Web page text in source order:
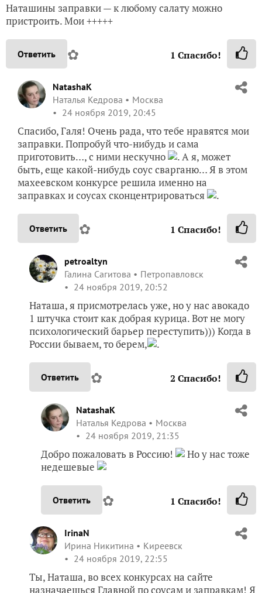
Наташины заправки — к любому салату можно
пристроить. Мои +++++
Ответить ✿ 1 Спасибо!
NatashaK
Наталья Кедрова
Москва
24 ноября 2019, 20:45
Спасибо, Галя! Очень рада, что тебе нравятся мои
заправки. Попробуй что-нибудь и сама
приготовить…, с ними нескучно
. А я, может
быть, еще какой-нибудь соус сварганю… Я в этом
махеевском конкурсе решила именно на
заправках и соусах сконцентрироваться
.
Ответить ✿ 1 Спасибо!
petroaltyn
Галина Сагитова
Петропавловск
24 ноября 2019, 20:52
Наташа, я присмотрелась уже, но у нас авокадо
1 штучка стоит как добрая курица. Вот не могу
психологический барьер переступить))) Когда в
России бываем, то берем,
.
Ответить ✿ 2 Спасибо!
NatashaK
Наталья Кедрова
Москва
24 ноября 2019, 21:35
Добро пожаловать в Россию!
Но у нас тоже
недешевые
Ответить ✿ 1 Спасибо!
IrinaN
Ирина Никитина
Киреевск
24 ноября 2019, 22:55
Ты, Наташа, во всех конкурсах на сайте
назначаешься Главной по соусам и заправкам! Я